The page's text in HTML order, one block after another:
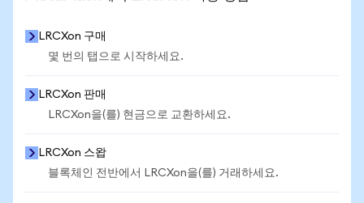
LRCXon 구매
몇 번의 탭으로 시작하세요.
LRCXon 판매
LRCXon을(를) 현금으로 교환하세요.
LRCXon 스왑
블록체인 전반에서 LRCXon을(를) 거래하세요.